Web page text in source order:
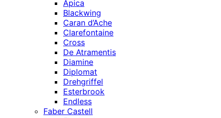
Apica
Blackwing
Caran d’Ache
Clarefontaine
Cross
De Atramentis
Diamine
Diplomat
Drehgriffel
Esterbrook
Endless
Faber Castell